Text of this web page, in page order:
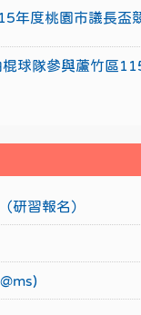
年度桃園市議長盃
球隊參與蘆竹區
研習報名）